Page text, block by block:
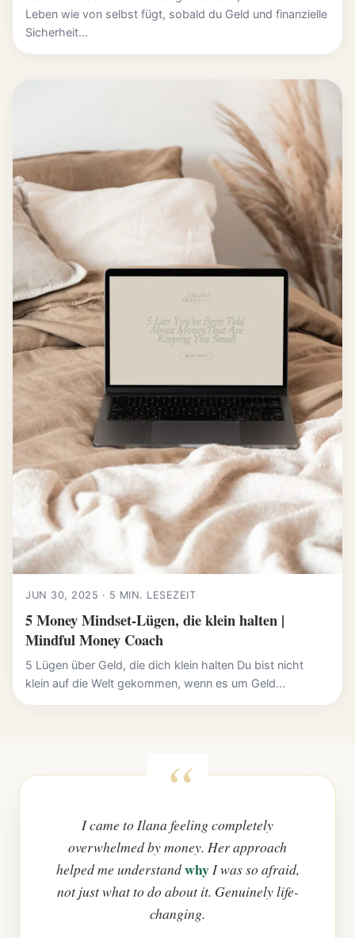
Leben wie von selbst fügt, sobald du Geld und finanzielle
Sicherheit...
JUN 30, 2025 · 5 MIN. LESEZEIT
5 Money Mindset-Lügen, die klein halten |
Mindful Money Coach
5 Lügen über Geld, die dich klein halten Du bist nicht
klein auf die Welt gekommen, wenn es um Geld...
I came to Ilana feeling completely
overwhelmed by money. Her approach
helped me understandwhyI was so afraid,
not just what to do about it. Genuinely life-
changing.